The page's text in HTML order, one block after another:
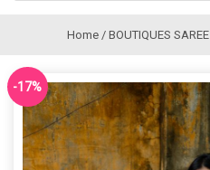
Home / BOUTIQUES SAREE
-17%